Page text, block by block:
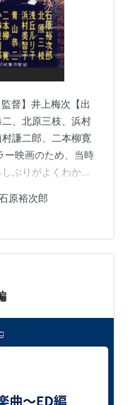
督】井上梅次【出
、北原三枝、浜村
謙二郎、二本柳寛
ー映画のため、当時
ぶりがよくわか
がした。
原裕次郎